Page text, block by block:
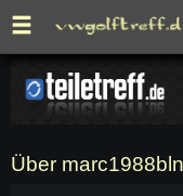
Über marc1988bln